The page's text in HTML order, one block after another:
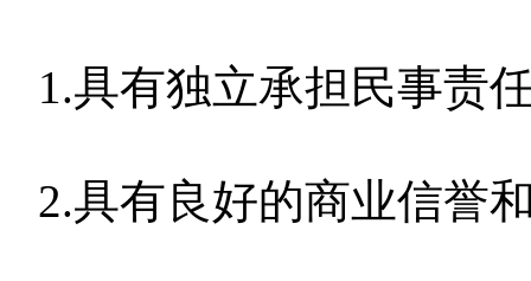
1.具有独立承担民事责
2.具有良好的商业信誉